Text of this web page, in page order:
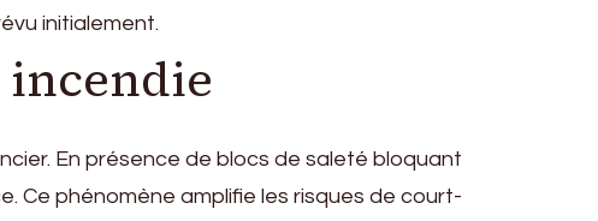
initialement.
En présence de blocs de saleté bloquant
Ce phénomène amplifie les risques de court-